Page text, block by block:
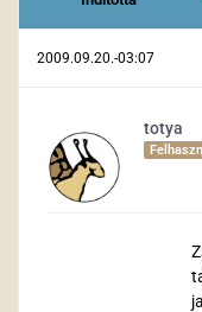
2009.09.20.-03:07
totya